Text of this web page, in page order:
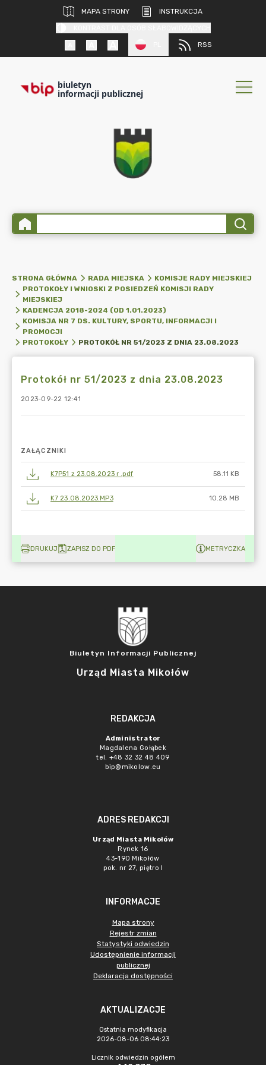
MAPA STRONY
INSTRUKCJA
RSS
biuletyn
informacji publicznej
STRONA GŁÓWNA RADA MIEJSKA
KOMISJE RADY MIEJSKIEJ
PROTOKOŁY I WNIOSKI Z POSIEDZEŃ KOMISJI RADY
MIEJSKIEJ
KADENCJA 2018-2024 (OD 1.01.2023)
KOMISJA NR 7 DS. KULTURY, SPORTU, INFORMACJI I
PROMOCJI
PROTOKOŁY
PROTOKÓŁ NR 51/2023 Z DNIA 23.08.2023
Protokół nr 51/2023 z dnia 23.08.2023
2023-09-22 12:41
ZAŁĄCZNIKI
K7P51 z 23.08.2023 r .pdf 58.11 KB
K7 23.08.2023.MP3 10.28 MB
DRUKUJ ZAPISZ DO PDF METRYCZKA
Biuletyn Informacji Publicznej
Urząd Miasta Mikołów
REDAKCJA
Administrator
Magdalena Gołąbek
tel. +48 32 32 48 409
bip@mikolow.eu
ADRES REDAKCJI
Urząd Miasta Mikołów
Rynek 16
43-190 Mikołów
pok. nr 27, piętro I
INFORMACJE
Mapa strony
Rejestr zmian
Statystyki odwiedzin
Udostępnienie informacji
publicznej
Deklaracja dostępności
AKTUALIZACJE
Ostatnia modyfikacja
2026-08-06 08:44:23
Licznik odwiedzin ogółem